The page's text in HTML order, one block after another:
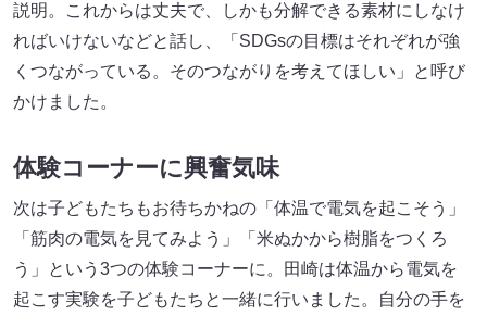
説明。これからは丈夫で、しかも分解できる素材にしなけ
ればいけないなどと話し、「SDGsの目標はそれぞれが強
くつながっている。そのつながりを考えてほしい」と呼び
かけました。
体験コーナーに興奮気味
次は子どもたちもお待ちかねの「体温で電気を起こそう」
「筋肉の電気を見てみよう」「米ぬかから樹脂をつくろ
う」という3つの体験コーナーに。田崎は体温から電気を
起こす実験を子どもたちと一緒に行いました。自分の手を